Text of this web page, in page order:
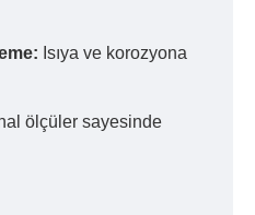
Isıya ve korozyona
ölçüler sayesinde